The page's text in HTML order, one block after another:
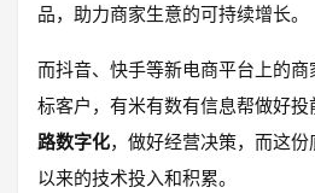
品，助力商家生意的可持续增长。
而抖音、快手等新电商平台上的
标客户，有米有数有信息帮做好
路数字化，做好经营决策，而这
以来的技术投入和积累。